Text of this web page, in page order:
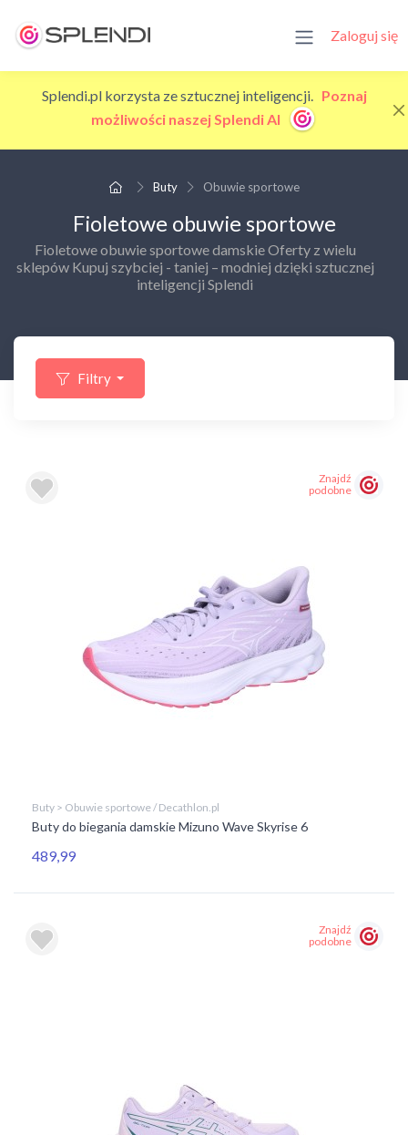
Zaloguj się
Splendi.pl korzysta ze sztucznej inteligencji. Poznaj
możliwości naszej Splendi AI
Buty Obuwie sportowe
Fioletowe obuwie sportowe
Fioletowe obuwie sportowe damskie Oferty z wielu
sklepów Kupuj szybciej - taniej – modniej dzięki sztucznej
inteligencji Splendi
Filtry
Znajdź
podobne
Buty > Obuwie sportowe / Decathlon.pl
Buty do biegania damskie Mizuno Wave Skyrise 6
489,99
Znajdź
podobne